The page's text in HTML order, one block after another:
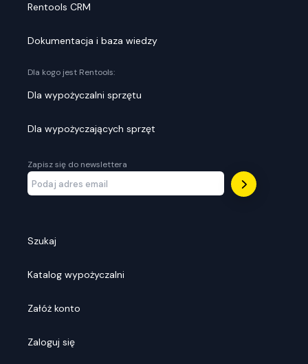
Rentools CRM
Dokumentacja i baza wiedzy
Dla kogo jest Rentools:
Dla wypożyczalni sprzętu
Dla wypożyczających sprzęt
Zapisz się do newslettera
Szukaj
Katalog wypożyczalni
Załóż konto
Zaloguj się